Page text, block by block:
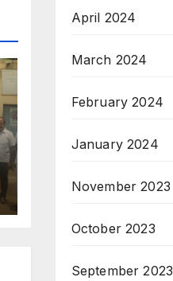
April 2024
March 2024
February 2024
January 2024
November 2023
October 2023
September 2023